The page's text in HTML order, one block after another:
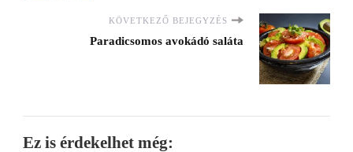
KÖVETKEZŐ BEJEGYZÉS
Paradicsomos avokádó saláta
Ez is érdekelhet még: